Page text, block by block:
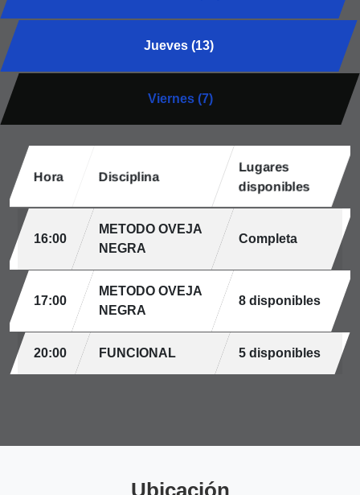
Jueves (13)
Viernes (7)
Hora Disciplina
Lugares
disponibles
16:00
METODO OVEJA
NEGRA
Completa
17:00
METODO OVEJA
NEGRA
8 disponibles
20:00 FUNCIONAL 5 disponibles
Ubicación